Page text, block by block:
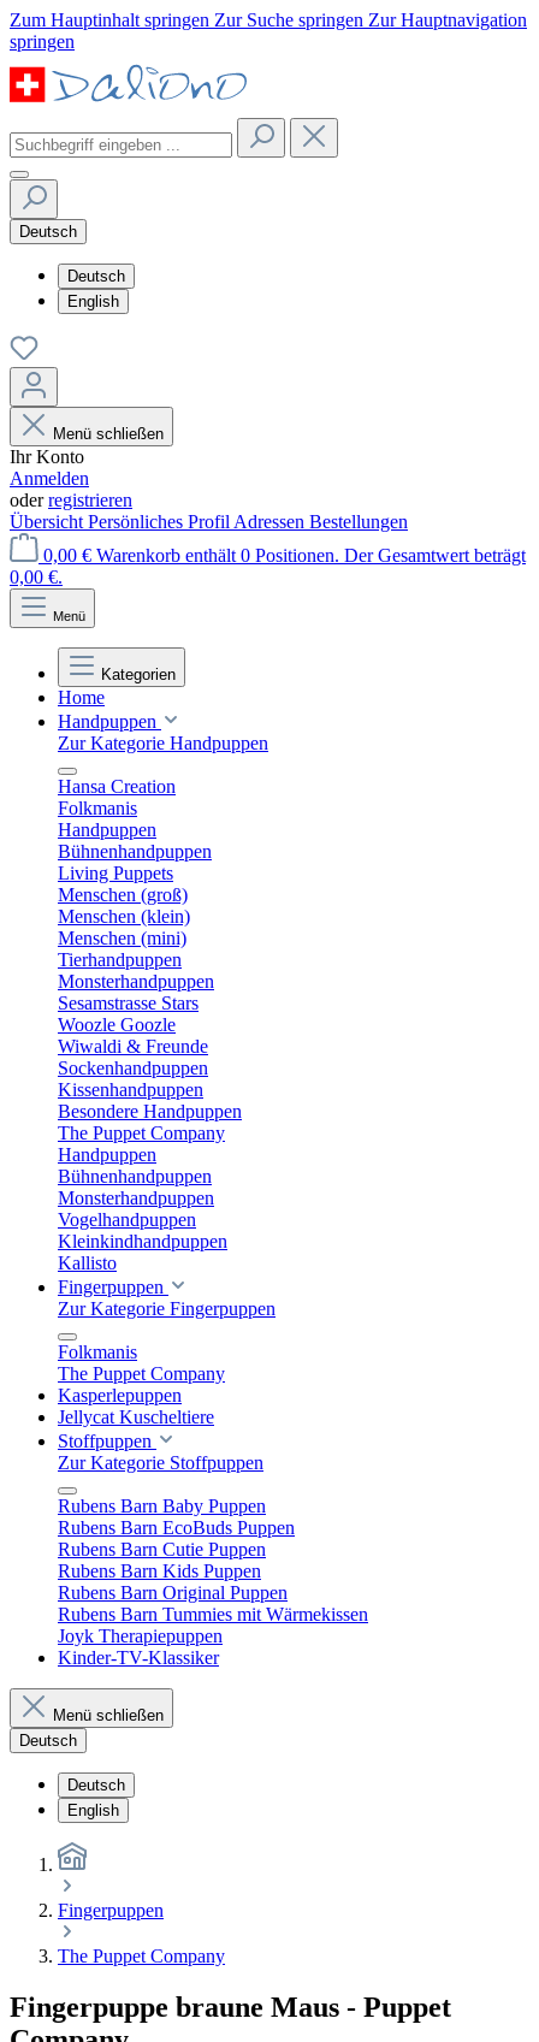
Zum Hauptinhalt springen Zur Suche springen Zur Hauptnavigation
springen
Deutsch
Deutsch
English
Menü schließen
Ihr Konto
Anmelden
oderregistrieren
Übersicht Persönliches Profil Adressen Bestellungen
0,00 € Warenkorb enthält 0 Positionen. Der Gesamtwert beträgt
0,00 €.
Menü
Kategorien
Home
Handpuppen
Zur Kategorie Handpuppen
Hansa Creation
Folkmanis
Handpuppen
Bühnenhandpuppen
Living Puppets
Menschen (groß)
Menschen (klein)
Menschen (mini)
Tierhandpuppen
Monsterhandpuppen
Sesamstrasse Stars
Woozle Goozle
Wiwaldi & Freunde
Sockenhandpuppen
Kissenhandpuppen
Besondere Handpuppen
The Puppet Company
Handpuppen
Bühnenhandpuppen
Monsterhandpuppen
Vogelhandpuppen
Kleinkindhandpuppen
Kallisto
Fingerpuppen
Zur Kategorie Fingerpuppen
Folkmanis
The Puppet Company
Kasperlepuppen
Jellycat Kuscheltiere
Stoffpuppen
Zur Kategorie Stoffpuppen
Rubens Barn Baby Puppen
Rubens Barn EcoBuds Puppen
Rubens Barn Cutie Puppen
Rubens Barn Kids Puppen
Rubens Barn Original Puppen
Rubens Barn Tummies mit Wärmekissen
Joyk Therapiepuppen
Kinder-TV-Klassiker
Menü schließen
Deutsch
Deutsch
English
Fingerpuppen
The Puppet Company
Fingerpuppe braune Maus - Puppet